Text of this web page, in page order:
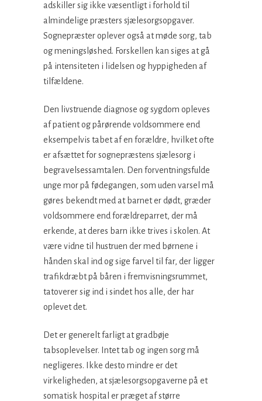
adskiller sig ikke væsentligt i forhold til
almindelige præsters sjælesorgsopgaver.
Sognepræster oplever også at møde sorg, tab
og meningsløshed. Forskellen kan siges at gå
på intensiteten i lidelsen og hyppigheden af
tilfældene.
Den livstruende diagnose og sygdom opleves
af patient og pårørende voldsommere end
eksempelvis tabet af en forældre, hvilket ofte
er afsættet for sognepræstens sjælesorg i
begravelsessamtalen. Den forventningsfulde
unge mor på fødegangen, som uden varsel må
gøres bekendt med at barnet er dødt, græder
voldsommere end forældreparret, der må
erkende, at deres barn ikke trives i skolen. At
være vidne til hustruen der med børnene i
hånden skal ind og sige farvel til far, der ligger
trafikdræbt på båren i fremvisningsrummet,
tatoverer sig ind i sindet hos alle, der har
oplevet det.
Det er generelt farligt at gradbøje
tabsoplevelser. Intet tab og ingen sorg må
negligeres. Ikke desto mindre er det
virkeligheden, at sjælesorgsopgaverne på et
somatisk hospital er præget af større